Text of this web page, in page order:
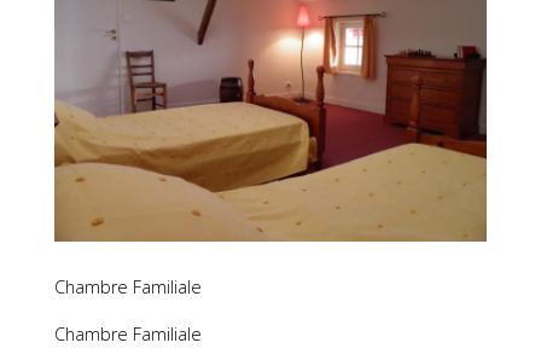
Chambre Familiale
Chambre Familiale